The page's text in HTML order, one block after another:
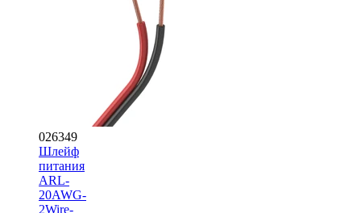
026349
Шлейф
питания
ARL-
20AWG-
2Wire-